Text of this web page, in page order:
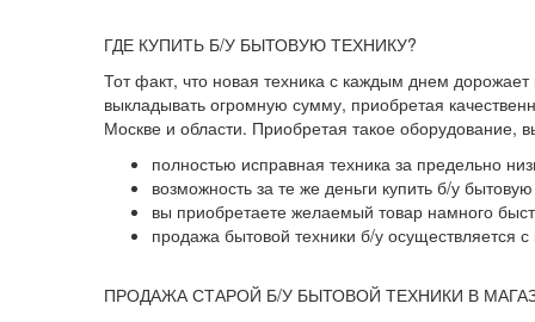
ГДЕ КУПИТЬ Б/У БЫТОВУЮ ТЕХНИКУ?
Тот факт, что новая техника с каждым днем
выкладывать огромную сумму, приобретая
Москве и области. Приобретая такое оборудование,
полностью исправная техника за предельно
возможность за те же деньги купить б/у
вы приобретаете желаемый товар намного
продажа бытовой техники б/у осуществляется
ПРОДАЖА СТАРОЙ Б/У БЫТОВОЙ ТЕХНИКИ В